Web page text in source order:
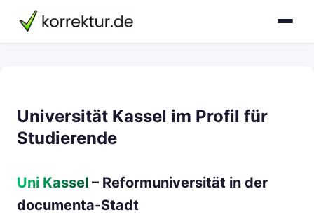
Universität Kassel im Profil für
Studierende
Uni Kassel – Reformuniversität in der
documenta-Stadt